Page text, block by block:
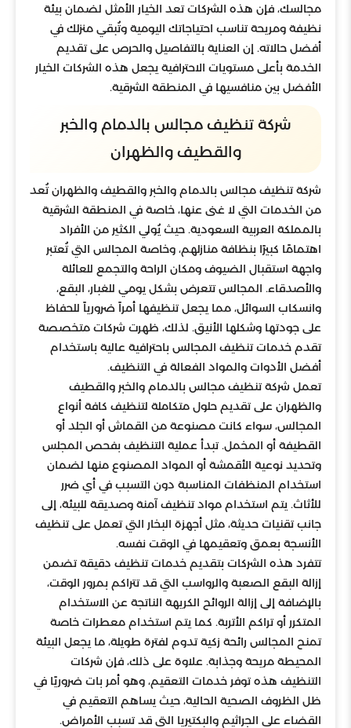
مجالسك، فإن هذه الشركات تعد الخيار الأمثل لضمان بيئة
نظيفة ومريحة تناسب احتياجاتك اليومية وتُبقي منزلك في
أفضل حالاته. إن العناية بالتفاصيل والحرص على تقديم
الخدمة بأعلى مستويات الاحترافية يجعل هذه الشركات الخيار
الأفضل بين منافسيها في المنطقة الشرقية.
شركة تنظيف مجالس بالدمام والخبر
والقطيف والظهران
شركة تنظيف مجالس بالدمام والخبر والقطيف والظهران تُعد
من الخدمات التي لا غنى عنها، خاصة في المنطقة الشرقية
بالمملكة العربية السعودية. حيث يُولي الكثير من الأفراد
اهتمامًا كبيرًا بنظافة منازلهم، وخاصة المجالس التي تُعتبر
واجهة استقبال الضيوف ومكان الراحة والتجمع للعائلة
والأصدقاء. المجالس تتعرض بشكل يومي للغبار، البقع،
وانسكاب السوائل، مما يجعل تنظيفها أمراً ضرورياً للحفاظ
على جودتها وشكلها الأنيق. لذلك، ظهرت شركات متخصصة
تقدم خدمات تنظيف المجالس باحترافية عالية باستخدام
أفضل الأدوات والمواد الفعالة في التنظيف.
تعمل شركة تنظيف مجالس بالدمام والخبر والقطيف
والظهران على تقديم حلول متكاملة لتنظيف كافة أنواع
المجالس، سواء كانت مصنوعة من القماش أو الجلد أو
القطيفة أو المخمل. تبدأ عملية التنظيف بفحص المجلس
وتحديد نوعية الأقمشة أو المواد المصنوع منها لضمان
استخدام المنظفات المناسبة دون التسبب في أي ضرر
للأثاث. يتم استخدام مواد تنظيف آمنة وصديقة للبيئة، إلى
جانب تقنيات حديثة، مثل أجهزة البخار التي تعمل على تنظيف
الأنسجة بعمق وتعقيمها في الوقت نفسه.
تتفرد هذه الشركات بتقديم خدمات تنظيف دقيقة تضمن
إزالة البقع الصعبة والرواسب التي قد تتراكم بمرور الوقت،
بالإضافة إلى إزالة الروائح الكريهة الناتجة عن الاستخدام
المتكرر أو تراكم الأتربة. كما يتم استخدام معطرات خاصة
تمنح المجالس رائحة زكية تدوم لفترة طويلة، ما يجعل البيئة
المحيطة مريحة وجذابة. علاوة على ذلك، فإن شركات
التنظيف هذه توفر خدمات التعقيم، وهو أمر بات ضروريًا في
ظل الظروف الصحية الحالية، حيث يساهم التعقيم في
القضاء على الجراثيم والبكتيريا التي قد تسبب الأمراض.